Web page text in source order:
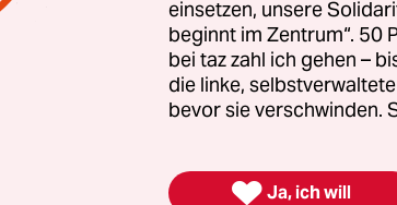
ein paar Mal für Instagram oder
sie über eine Plattform wie Vinted
einsetzen, unsere
beginnt im Zentrum“. 50
bei taz zahl ich gehen –
die linke,
bevor sie verschwinden.
 Ja, ich will